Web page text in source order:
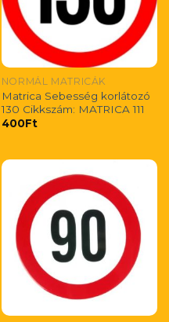
NORMÁL MATRICÁK
Matrica Sebesség korlátozó
130 Cikkszám: MATRICA 111
400Ft